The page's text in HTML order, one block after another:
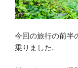
今回の旅行の前半
乗りました.